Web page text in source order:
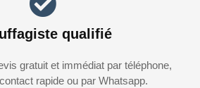
qualifié
gratuit et immédiat par téléphone,
rapide ou par Whatsapp.